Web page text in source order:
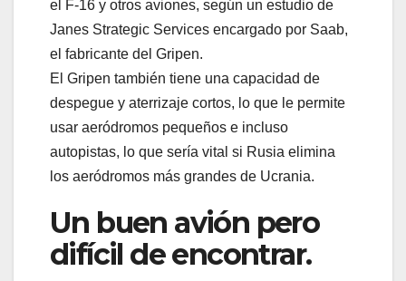
el F-16 y otros aviones, según un estudio de
Janes Strategic Services encargado por Saab,
el fabricante del Gripen.
El Gripen también tiene una capacidad de
despegue y aterrizaje cortos, lo que le permite
usar aeródromos pequeños e incluso
autopistas, lo que sería vital si Rusia elimina
los aeródromos más grandes de Ucrania.
Un buen avión pero
difícil de encontrar.